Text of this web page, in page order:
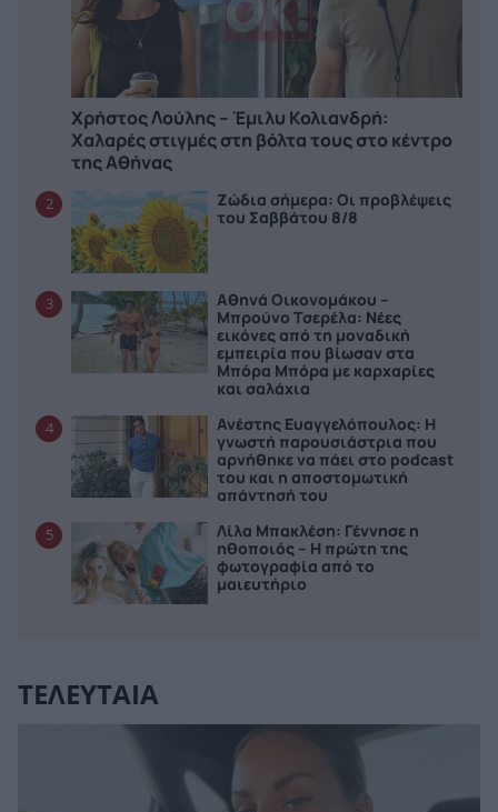
Χρήστος Λούλης – Έμιλυ Κολιανδρή:
Χαλαρές στιγμές στη βόλτα τους στο κέντρο
της Αθήνας
2
Ζώδια σήμερα: Οι προβλέψεις
του Σαββάτου 8/8
3
Αθηνά Οικονομάκου –
Μπρούνο Τσερέλα: Νέες
εικόνες από τη μοναδική
εμπειρία που βίωσαν στα
Μπόρα Μπόρα με καρχαρίες
και σαλάχια
4
Ανέστης Ευαγγελόπουλος: Η
γνωστή παρουσιάστρια που
αρνήθηκε να πάει στο podcast
του και η αποστομωτική
απάντησή του
5
Λίλα Μπακλέση: Γέννησε η
ηθοποιός – Η πρώτη της
φωτογραφία από το
μαιευτήριο
ΤΕΛΕΥΤΑΙΑ